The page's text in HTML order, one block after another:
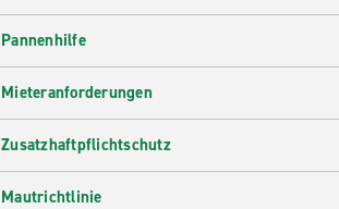
Pannenhilfe
Mieteranforderungen
Zusatzhaftpflichtschutz
Mautrichtlinie